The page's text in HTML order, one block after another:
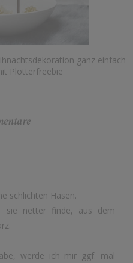
ganz einfach
Plotterfreebie
schlichten Hasen.
sie netter finde, aus dem
werde ich mir ggf. mal